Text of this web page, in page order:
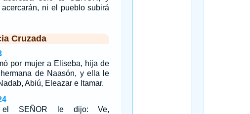
ni el pueblo subirá
Cruzada
por mujer a Eliseba, hija de
de Naasón, y ella le
Abiú, Eleazar e Itamar.
el SEÑOR le dijo: Ve,